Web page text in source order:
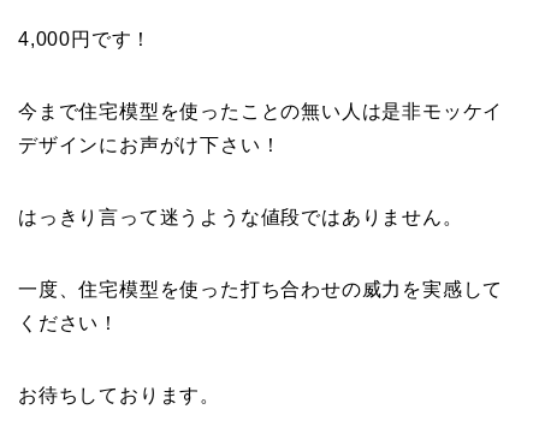
4,000円です！
今まで住宅模型を使ったことの無い人は是非モッケイ
デザインにお声がけ下さい！
はっきり言って迷うような値段ではありません。
一度、住宅模型を使った打ち合わせの威力を実感して
ください！
お待ちしております。